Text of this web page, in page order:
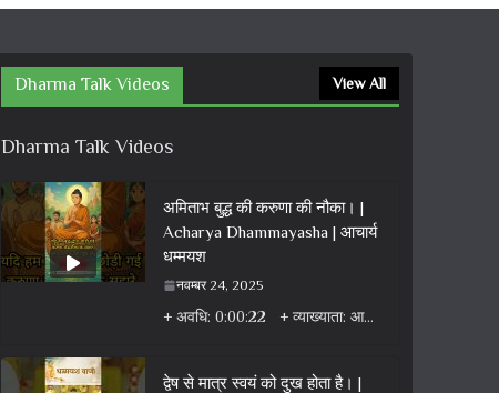
Dharma Talk Videos View All
Dharma Talk Videos
अमिताभ बुद्ध की करुणा की नौका। |
Acharya Dhammayasha | आचार्य
धम्मयश
नवम्बर 24, 2025
+ अवधि: 0:00:22 + व्याख्याता: आचार्य धम्मयश + वर्ग: वीडियो + विषय: धर्म वार्ता वीडियो + एल्बम: धर्म
द्वेष से मात्र स्वयं को दुख होता है। |